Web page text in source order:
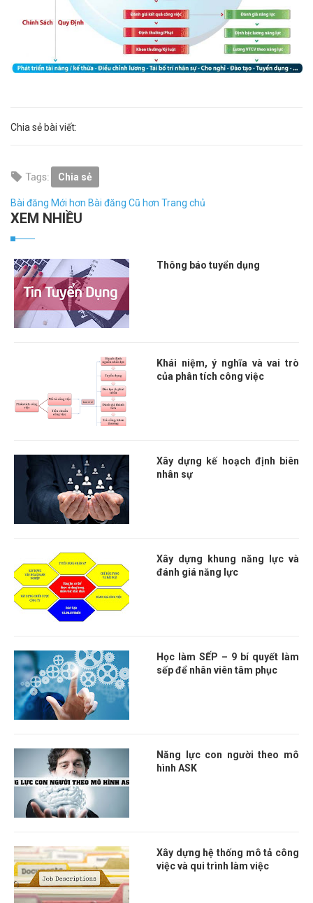
Chia sẻ bài viết:
Chia sẻ
Bài đăng Mới hơn Bài đăng Cũ hơn Trang chủ
XEM NHIỀU
Thông báo tuyển dụng
Khái niệm, ý nghĩa và vai trò
của phân tích công việc
Xây dựng kế hoạch định biên
nhân sự
Xây dựng khung năng lực và
đánh giá năng lực
Học làm SẾP – 9 bí quyết làm
sếp để nhân viên tâm phục
Năng lực con người theo mô
hình ASK
Xây dựng hệ thống mô tả công
việc và qui trình làm việc